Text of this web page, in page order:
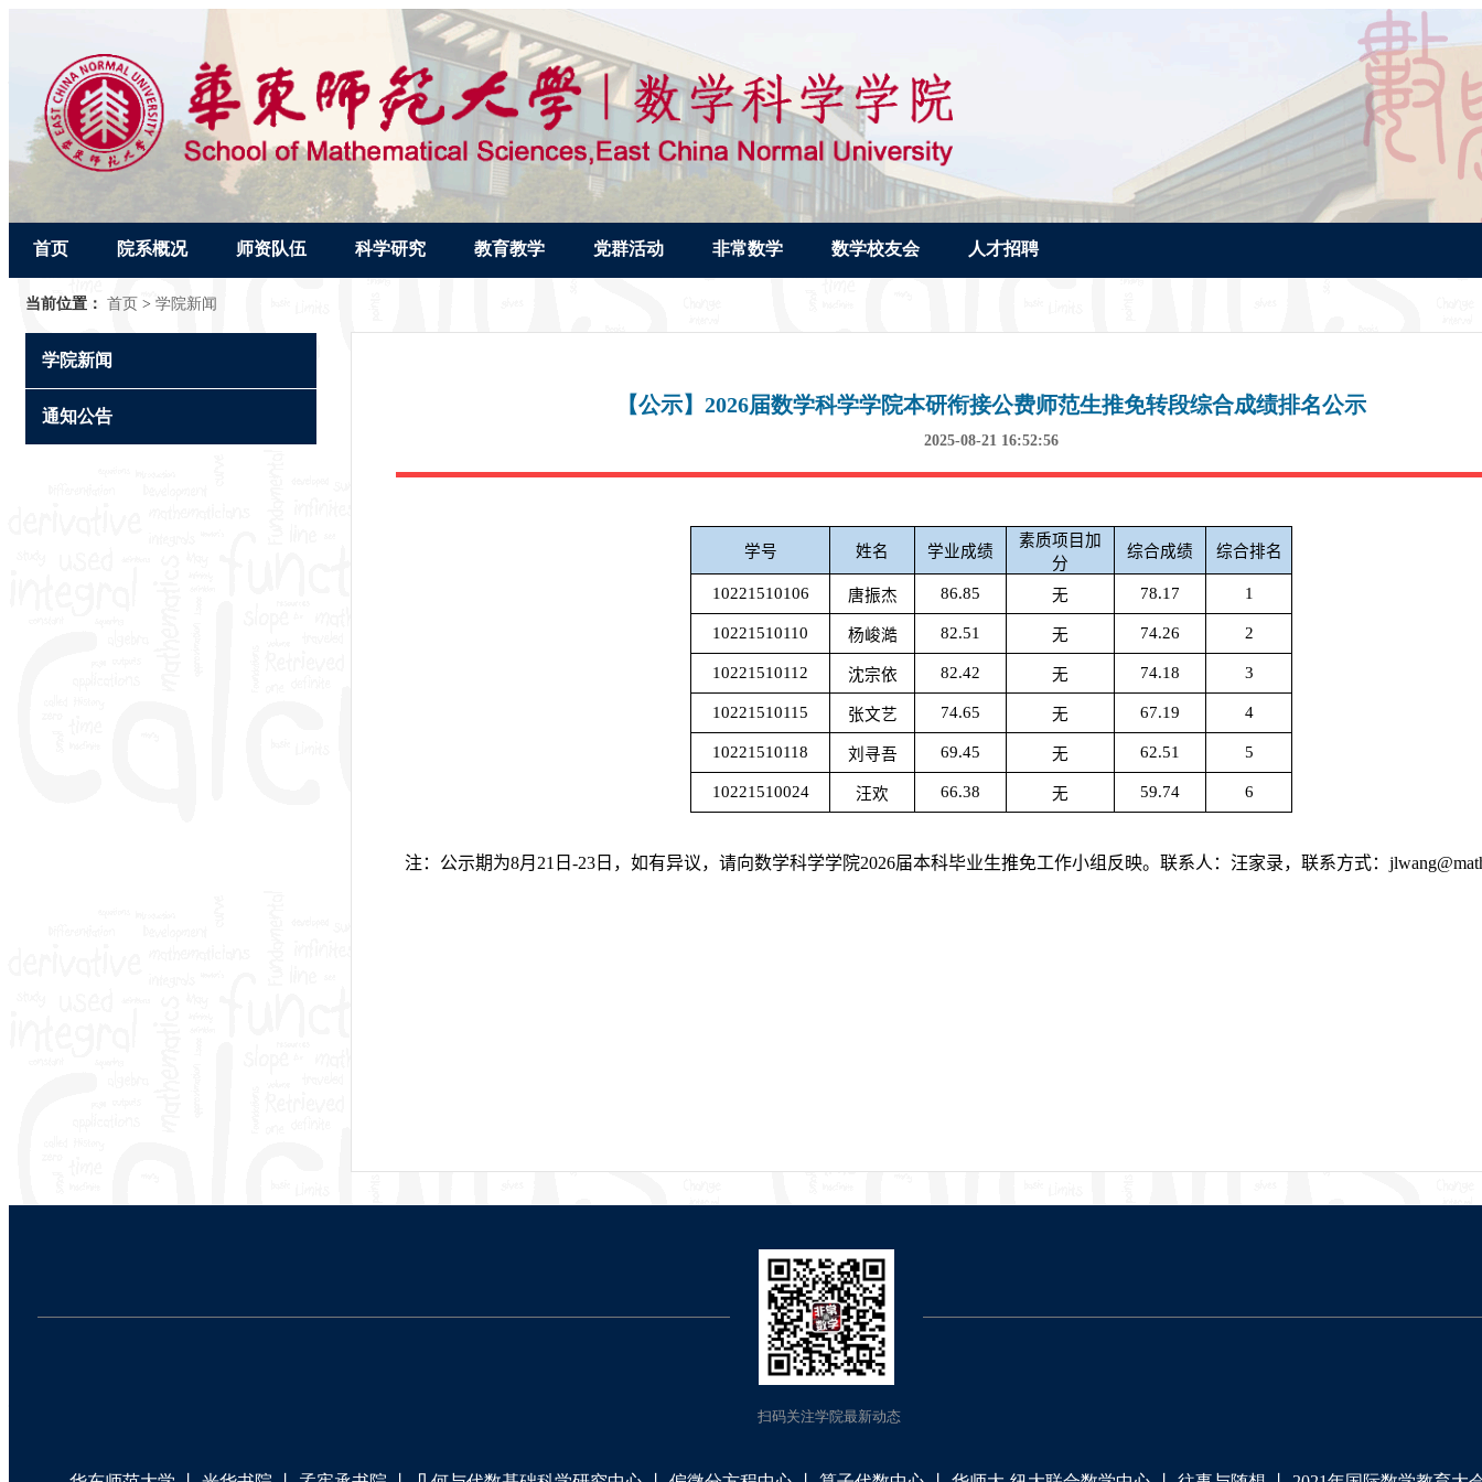
首页 院系概况 师资队伍 科学研究 教育教学 党群活动 非常数学 数学校友会 人才招聘
当前位置： 首页 > 学院新闻
学院新闻
通知公告 【公示】2026届数学科学学院本研衔接公费师范生推免转段综合成绩排名公示
2025-08-21 16:52:56
扫码关注学院最新动态